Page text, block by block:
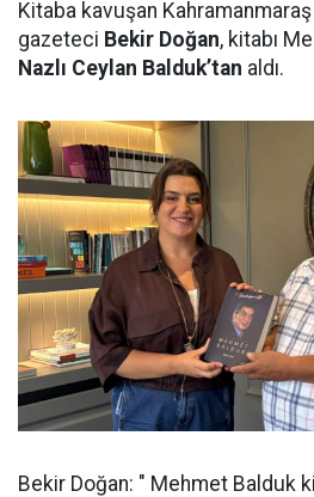
Kitaba kavuşan
gazeteci Bekir Doğan, kitabı
Nazlı Ceylan Balduk’tan aldı.
Bekir Doğan: " Mehmet Balduk